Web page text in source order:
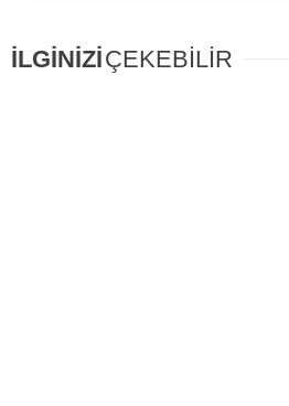
İLGİNİZİÇEKEBİLİR